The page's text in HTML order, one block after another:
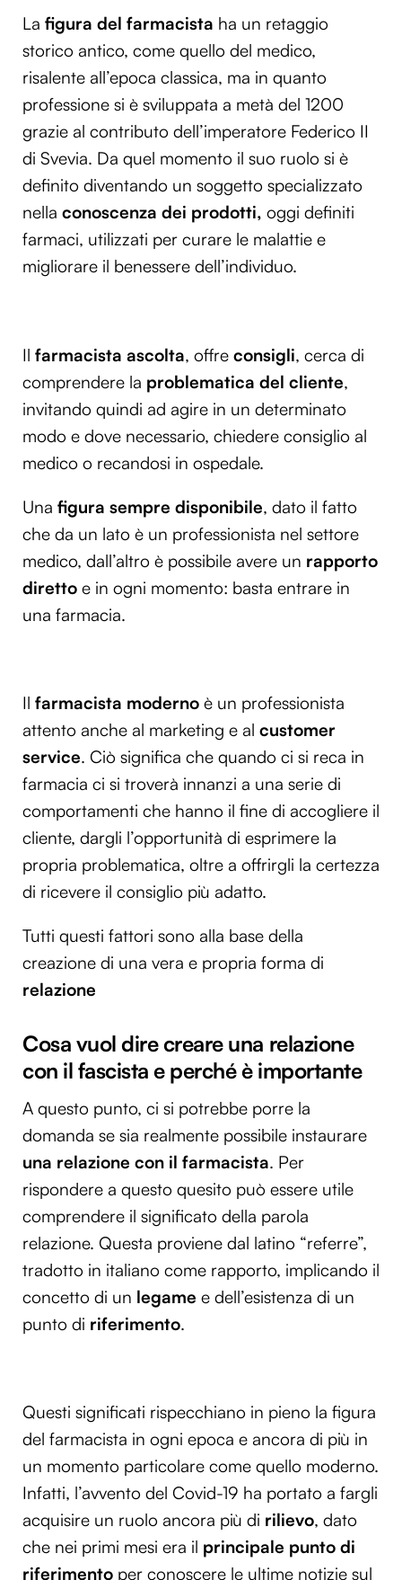
La figura del farmacista ha un retaggio
storico antico, come quello del medico,
risalente all’epoca classica, ma in quanto
professione si è sviluppata a metà del 1200
grazie al contributo dell’imperatore Federico II
di Svevia. Da quel momento il suo ruolo si è
definito diventando un soggetto specializzato
nella conoscenza dei prodotti, oggi definiti
farmaci, utilizzati per curare le malattie e
migliorare il benessere dell’individuo.
Il farmacista ascolta, offre consigli, cerca di
comprendere la problematica del cliente,
invitando quindi ad agire in un determinato
modo e dove necessario, chiedere consiglio al
medico o recandosi in ospedale.
Una figura sempre disponibile, dato il fatto
che da un lato è un professionista nel settore
medico, dall’altro è possibile avere un rapporto
diretto e in ogni momento: basta entrare in
una farmacia.
Il farmacista moderno è un professionista
attento anche al marketing e al customer
service. Ciò significa che quando ci si reca in
farmacia ci si troverà innanzi a una serie di
comportamenti che hanno il fine di accogliere il
cliente, dargli l’opportunità di esprimere la
propria problematica, oltre a offrirgli la certezza
di ricevere il consiglio più adatto.
Tutti questi fattori sono alla base della
creazione di una vera e propria forma di
relazione
Cosa vuol dire creare una relazione
con il fascista e perché è importante
A questo punto, ci si potrebbe porre la
domanda se sia realmente possibile instaurare
una relazione con il farmacista. Per
rispondere a questo quesito può essere utile
comprendere il significato della parola
relazione. Questa proviene dal latino “referre”,
tradotto in italiano come rapporto, implicando il
concetto di un legame e dell’esistenza di un
punto di riferimento.
Questi significati rispecchiano in pieno la figura
del farmacista in ogni epoca e ancora di più in
un momento particolare come quello moderno.
Infatti, l’avvento del Covid-19 ha portato a fargli
acquisire un ruolo ancora più di rilievo, dato
che nei primi mesi era il principale punto di
riferimento per conoscere le ultime notizie sul